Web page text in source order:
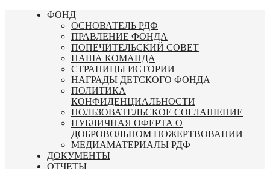
Перейти
ФОНД
ОСНОВАТЕЛЬ РДФ
ПРАВЛЕНИЕ ФОНДА
ПОПЕЧИТЕЛЬСКИЙ СОВЕТ
НАША КОМАНДА
СТРАНИЦЫ ИСТОРИИ
НАГРАДЫ ДЕТСКОГО ФОНДА
ПОЛИТИКА
КОНФИДЕНЦИАЛЬНОСТИ
ПОЛЬЗОВАТЕЛЬСКОЕ СОГЛАШЕНИЕ
ПУБЛИЧНАЯ ОФЕРТА О
ДОБРОВОЛЬНОМ ПОЖЕРТВОВАНИИ
МЕДИАМАТЕРИАЛЫ РДФ
ДОКУМЕНТЫ
ОТЧЕТЫ